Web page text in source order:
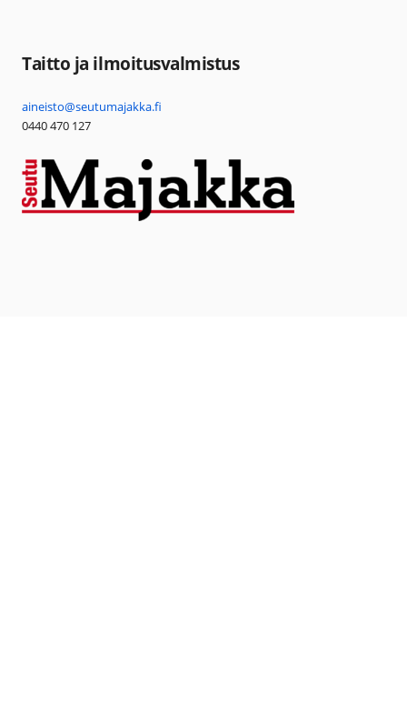
Taitto ja ilmoitusvalmistus
aineisto@seutumajakka.fi
0440 470 127